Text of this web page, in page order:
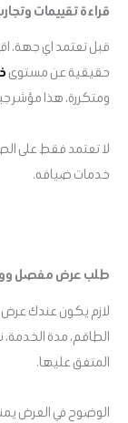
قراءة تقييمات
قبل تعتمد اي جهة،
حقيقية عن مستوى
ومتكررة، هذا مؤشر
لا تعتمد فقط على
خدمات ضيافه.
طلب عرض مفصل
لازم يكون عندك
الطاقم، مدة الخدمة،
المتفق عليها.
الوضوح في العرض